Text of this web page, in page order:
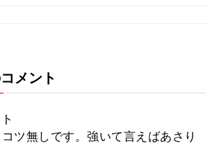
メント
ツ無しです。強いて言えばあさり